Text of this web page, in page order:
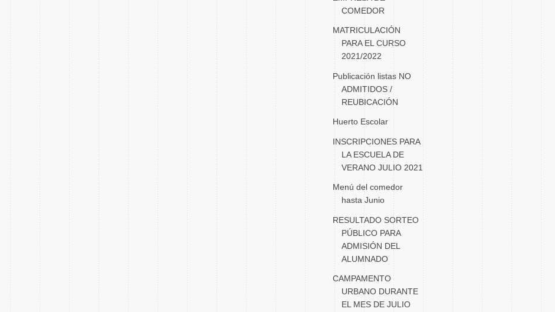
COMEDOR
MATRICULACIÓN
PARA EL CURSO
2021/2022
Publicación listas NO
ADMITIDOS /
REUBICACIÓN
Huerto Escolar
INSCRIPCIONES PARA
LA ESCUELA DE
VERANO JULIO 2021
Menú del comedor
hasta Junio
RESULTADO SORTEO
PÚBLICO PARA
ADMISIÓN DEL
ALUMNADO
CAMPAMENTO
URBANO DURANTE
EL MES DE JULIO